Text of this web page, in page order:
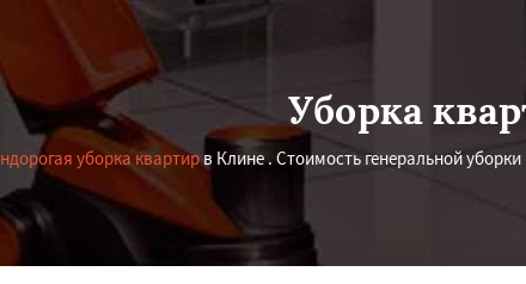
Уборка
ндорогая уборка квартирв Клине . Стоимость генеральной